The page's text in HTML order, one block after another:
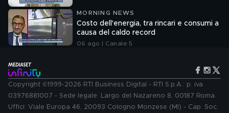
MORNING NEWS
Costo dell'energia, tra rincari e consumi a
causa del caldo record
06 ago | Canale 5
Copyright ©1999-2026 RTI Business Digital - RTI S.p.A.: p. iva
03976881007 - Sede legale: Largo del Nazareno 8, 00187 Roma.
Uffici: Viale Europa 46, 20093 Cologno Monzese (MI) - Cap. Soc.